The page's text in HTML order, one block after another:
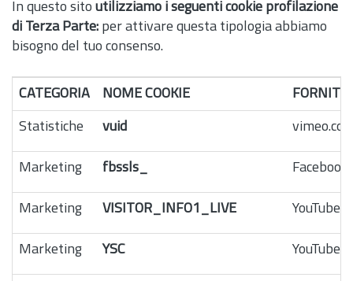
In questo sito utilizziamo i seguenti cookie profilazione
di Terza Parte: per attivare questa tipologia abbiamo
bisogno del tuo consenso.
CATEGORIA NOME COOKIE
Statistiche vuid
Marketing fbssls_ Facebook
Marketing VISITOR_INFO1_LIVE YouTube
Marketing YSC YouTube